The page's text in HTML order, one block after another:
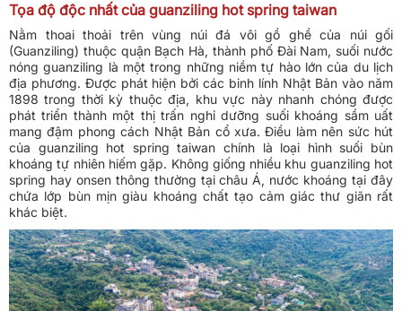
Tọa độ độc nhất của guanziling hot spring taiwan
Nằm thoai thoải trên vùng núi đá vôi gồ ghề của núi gối
(Guanziling) thuộc quận Bạch Hà, thành phố Đài Nam, suối nước
nóng guanziling là một trong những niềm tự hào lớn của du lịch
địa phương. Được phát hiện bởi các binh lính Nhật Bản vào năm
1898 trong thời kỳ thuộc địa, khu vực này nhanh chóng được
phát triển thành một thị trấn nghỉ dưỡng suối khoáng sầm uất
mang đậm phong cách Nhật Bản cổ xưa. Điều làm nên sức hút
của guanziling hot spring taiwan chính là loại hình suối bùn
khoáng tự nhiên hiếm gặp. Không giống nhiều khu guanziling hot
spring hay onsen thông thường tại châu Á, nước khoáng tại đây
chứa lớp bùn mịn giàu khoáng chất tạo cảm giác thư giãn rất
khác biệt.